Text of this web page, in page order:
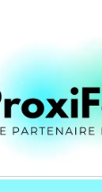
contenu